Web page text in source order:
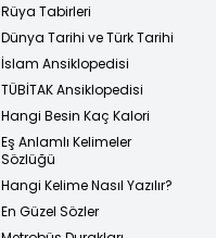
Rüya Tabirleri
Dünya Tarihi ve Türk Tarihi
İslam Ansiklopedisi
TÜBİTAK Ansiklopedisi
Hangi Besin Kaç Kalori
Eş Anlamlı Kelimeler
Sözlüğü
Hangi Kelime Nasıl Yazılır?
En Güzel Sözler